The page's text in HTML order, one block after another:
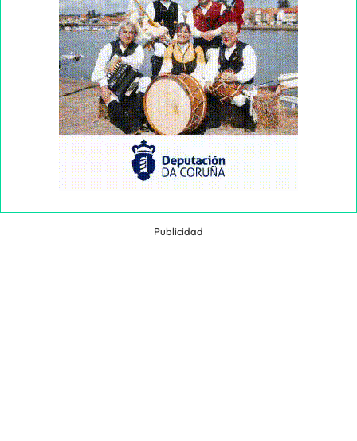
Publicidad